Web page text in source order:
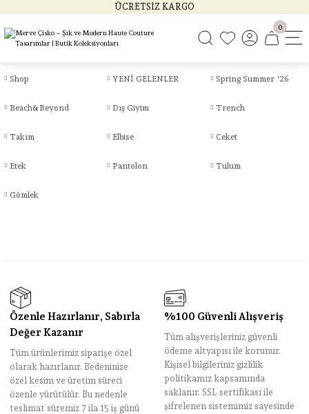
ÜCRETSİZ KARGO
0
Shop YENİ GELENLER Spring Summer '26
Beach&Beyond Dış Giyim Trench
Takım Elbise Ceket
Etek Pantolon Tulum
Gömlek
Özenle Hazırlanır, Sabırla
Değer Kazanır
Tüm ürünlerimiz siparişe özel
olarak hazırlanır. Bedeninize
özel kesim ve üretim süreci
özenle yürütülür. Bu nedenle
teslimat süremiz 7 ila 15 iş günü
%100 Güvenli Alışveriş
Tüm alışverişleriniz güvenli
ödeme altyapısı ile korunur.
Kişisel bilgileriniz gizlilik
politikamız kapsamında
saklanır. SSL sertifikası ile
şifrelenen sistemimiz sayesinde